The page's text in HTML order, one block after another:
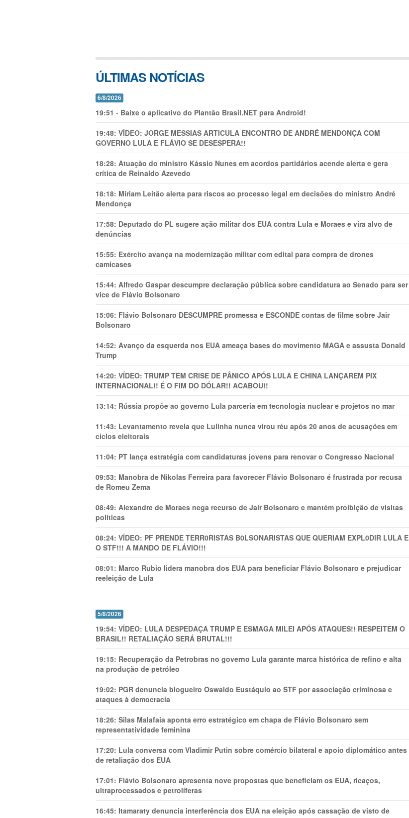
ÚLTIMAS NOTÍCIAS
6/8/2026
19:51 - Baixe o aplicativo do Plantão Brasil.NET para Android!
19:48: VÍDEO: JORGE MESSIAS ARTICULA ENCONTRO DE ANDRÉ MENDONÇA COM
GOVERNO LULA E FLÁVIO SE DESESPERA!!
18:28: Atuação do ministro Kássio Nunes em acordos partidários acende alerta e gera
crítica de Reinaldo Azevedo
18:18: Míriam Leitão alerta para riscos ao processo legal em decisões do ministro André
Mendonça
17:58: Deputado do PL sugere ação militar dos EUA contra Lula e Moraes e vira alvo de
denúncias
15:55: Exército avança na modernização militar com edital para compra de drones
camicases
15:44: Alfredo Gaspar descumpre declaração pública sobre candidatura ao Senado para ser
vice de Flávio Bolsonaro
15:06: Flávio Bolsonaro DESCUMPRE promessa e ESCONDE contas de filme sobre Jair
Bolsonaro
14:52: Avanço da esquerda nos EUA ameaça bases do movimento MAGA e assusta Donald
Trump
14:20: VÍDEO: TRUMP TEM CRlSE DE PÂNlCO APÓS LULA E CHINA LANÇAREM PIX
INTERNACIONAL!! É O FIM DO DÓLAR!! ACABOU!!
13:14: Rússia propõe ao governo Lula parceria em tecnologia nuclear e projetos no mar
11:43: Levantamento revela que Lulinha nunca virou réu após 20 anos de acusações em
ciclos eleitorais
11:04: PT lança estratégia com candidaturas jovens para renovar o Congresso Nacional
09:53: Manobra de Nikolas Ferreira para favorecer Flávio Bolsonaro é frustrada por recusa
de Romeu Zema
08:49: Alexandre de Moraes nega recurso de Jair Bolsonaro e mantém proibição de visitas
políticas
08:24: VÍDEO: PF PRENDE TERR0RlSTAS B0LSONARlSTAS QUE QUERIAM EXPL0DlR LULA E
O STF!!! A MANDO DE FLÁVIO!!!
08:01: Marco Rubio lidera manobra dos EUA para beneficiar Flávio Bolsonaro e prejudicar
reeleição de Lula
5/8/2026
19:54: VÍDEO: LULA DESPEDAÇA TRUMP E ESMAGA MILEI APÓS ATAQUES!! RESPEITEM O
BRASIL!! RETALIAÇÃO SERÁ BRUTAL!!!
19:15: Recuperação da Petrobras no governo Lula garante marca histórica de refino e alta
na produção de petróleo
19:02: PGR denuncia blogueiro Oswaldo Eustáquio ao STF por associação criminosa e
ataques à democracia
18:26: Silas Malafaia aponta erro estratégico em chapa de Flávio Bolsonaro sem
representatividade feminina
17:20: Lula conversa com Vladimir Putin sobre comércio bilateral e apoio diplomático antes
de retaliação dos EUA
17:01: Flávio Bolsonaro apresenta nove propostas que beneficiam os EUA, ricaços,
ultraprocessados e petrolíferas
16:45: Itamaraty denuncia interferência dos EUA na eleição após cassação de visto de